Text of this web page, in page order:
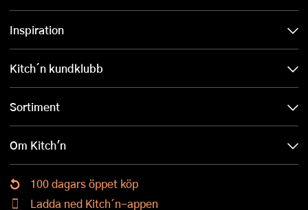
Inspiration
Kitch´n kundklubb
Sortiment
Om Kitch'n
100 dagars öppet köp
Ladda ned Kitch´n-appen